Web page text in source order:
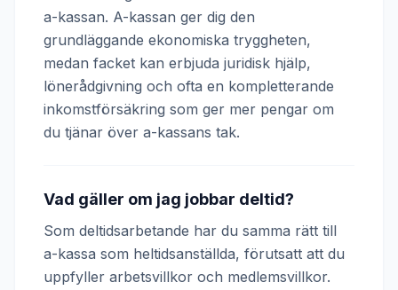
a-kassan. A-kassan ger dig den
grundläggande ekonomiska tryggheten,
medan facket kan erbjuda juridisk hjälp,
lönerådgivning och ofta en kompletterande
inkomstförsäkring som ger mer pengar om
du tjänar över a-kassans tak.
Vad gäller om jag jobbar deltid?
Som deltidsarbetande har du samma rätt till
a-kassa som heltidsanställda, förutsatt att du
uppfyller arbetsvillkor och medlemsvillkor.